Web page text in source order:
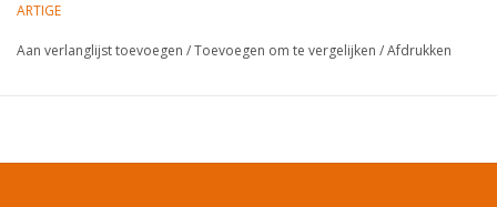
Cadeautip / Valentijn
ARTIGE
Aan verlanglijst toevoegen /Toevoegen om te vergelijken /Afdrukken